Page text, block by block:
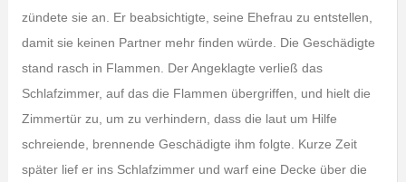
zündete sie an. Er beabsichtigte, seine Ehefrau zu entstellen,
damit sie keinen Partner mehr finden würde. Die Geschädigte
stand rasch in Flammen. Der Angeklagte verließ das
Schlafzimmer, auf das die Flammen übergriffen, und hielt die
Zimmertür zu, um zu verhindern, dass die laut um Hilfe
schreiende, brennende Geschädigte ihm folgte. Kurze Zeit
später lief er ins Schlafzimmer und warf eine Decke über die